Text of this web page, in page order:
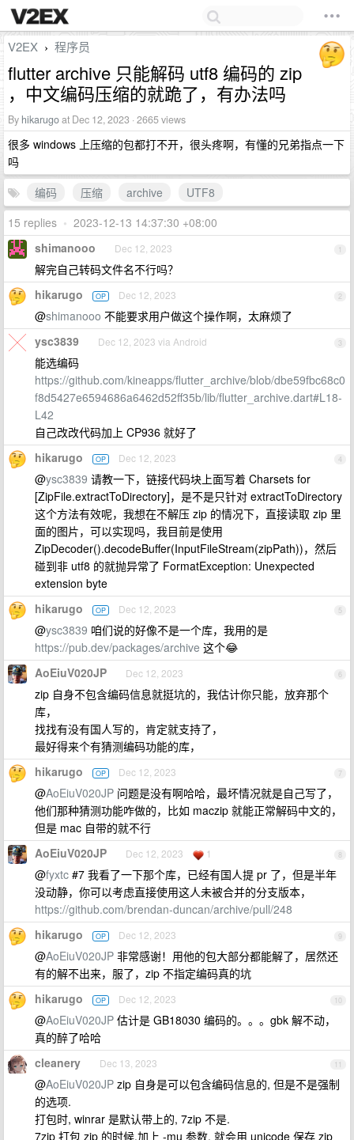
V2EX › 程序员
flutter archive 只能解码 utf8 编码的 zip
，中文编码压缩的就跪了，有办法吗
By hikarugoat Dec 12, 2023 · 2665 views
很多 windows 上压缩的包都打不开，很头疼啊，有懂的兄弟指点一下
吗
编码
压缩 archive
UTF8
15 replies • 2023-12-13 14:37:30 +08:00
1
shimanooo Dec 12, 2023
解完自己转码文件名不行吗？
2
hikarugo OP Dec 12, 2023
@shimanooo 不能要求用户做这个操作啊，太麻烦了
3
ysc3839 Dec 12, 2023 via Android
能选编码
https://github.com/kineapps/flutter_archive/blob/dbe59fbc68c0
f8d5427e6594686a6462d52ff35b/lib/flutter_archive.dart#L18-
L42
自己改改代码加上 CP936 就好了
4
hikarugo OP Dec 12, 2023
@ysc3839 请教一下，链接代码块上面写着 Charsets for
[ZipFile.extractToDirectory]，是不是只针对 extractToDirectory
这个方法有效呢，我想在不解压 zip 的情况下，直接读取 zip 里
面的图片，可以实现吗，我目前是使用
ZipDecoder().decodeBuffer(InputFileStream(zipPath))，然后
碰到非 utf8 的就抛异常了 FormatException: Unexpected
extension byte
5
hikarugo OP Dec 12, 2023
@ysc3839 咱们说的好像不是一个库，我用的是
https://pub.dev/packages/archive 这个😂
6
AoEiuV020JP Dec 12, 2023
zip 自身不包含编码信息就挺坑的，我估计你只能，放弃那个
库，
找找有没有国人写的，肯定就支持了，
最好得来个有猜测编码功能的库，
7
hikarugo OP Dec 12, 2023
@AoEiuV020JP 问题是没有啊哈哈，最坏情况就是自己写了，
他们那种猜测功能咋做的，比如 maczip 就能正常解码中文的，
但是 mac 自带的就不行
8
AoEiuV020JP Dec 12, 2023 1
@fyxtc #7 我看了一下那个库，已经有国人提 pr 了，但是半年
没动静，你可以考虑直接使用这人未被合并的分支版本，
https://github.com/brendan-duncan/archive/pull/248
9
hikarugo OP Dec 12, 2023
@AoEiuV020JP 非常感谢！用他的包大部分都能解了，居然还
有的解不出来，服了，zip 不指定编码真的坑
10
hikarugo OP Dec 12, 2023
@AoEiuV020JP 估计是 GB18030 编码的。。。gbk 解不动，
真的醉了哈哈
11
cleanery Dec 13, 2023
@AoEiuV020JP zip 自身是可以包含编码信息的, 但是不是强制
的选项.
打包时, winrar 是默认带上的, 7zip 不是.
7zip 打包 zip 的时候,加上 -mu 参数, 就会用 unicode 保存 zip